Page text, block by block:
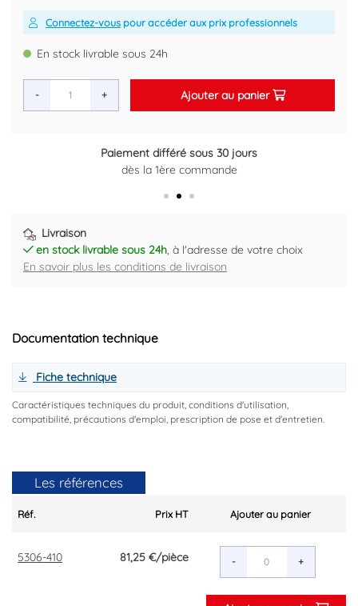
Connectez-vous pour accéder aux prix professionnels
En stock livrable sous 24h
- + Ajouter au panier
Paiement différé sous 30 jours
dès la 1ère commande
Retour gratuit sous 14 jours
Plus d'informations ici
Livraison
en stock livrable sous 24h, à l'adresse de votre choix
En savoir plus les conditions de livraison
Documentation technique
Fiche technique
Caractéristiques techniques du produit, conditions d'utilisation,
compatibilité, précautions d'emploi, prescription de pose et d'entretien.
Les références
Réf. Prix HT Ajouter au panier
5306-410 81,25 €/pièce - +